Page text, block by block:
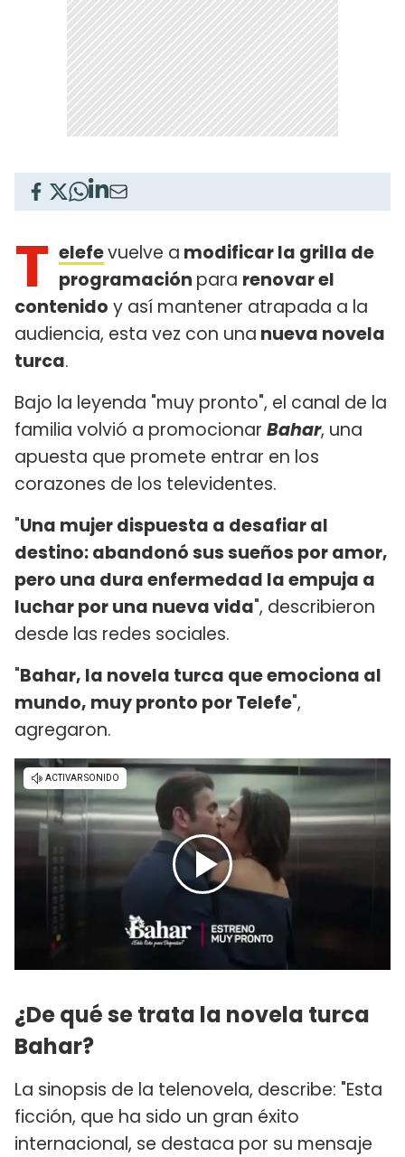
T elefevuelve a modificar la grilla de
programación para renovar el
contenido y así mantener atrapada a la
audiencia, esta vez con una nueva novela
turca.
Bajo la leyenda "muy pronto", el canal de la
familia volvió a promocionar Bahar, una
apuesta que promete entrar en los
corazones de los televidentes.
"Una mujer dispuesta a desafiar al
destino: abandonó sus sueños por amor,
pero una dura enfermedad la empuja a
luchar por una nueva vida", describieron
desde las redes sociales.
"Bahar, la novela turca que emociona al
mundo, muy pronto por Telefe",
agregaron.
¿De qué se trata la novela turca
Bahar?
La sinopsis de la telenovela, describe: "Esta
ficción, que ha sido un gran éxito
internacional, se destaca por su mensaje